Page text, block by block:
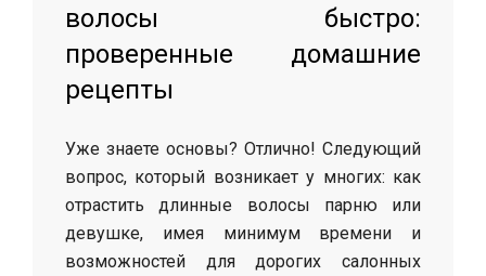
волосы быстро:
проверенные домашние
рецепты
Уже знаете основы? Отлично! Следующий
вопрос, который возникает у многих: как
отрастить длинные волосы парню или
девушке, имея минимум времени и
возможностей для дорогих салонных